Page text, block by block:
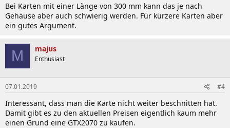
Bei Karten mit einer Länge von 300 mm kann das je nach
Gehäuse aber auch schwierig werden. Für kürzere Karten aber
ein gutes Argument.
M majus
Enthusiast
07.01.2019 #4
Interessant, dass man die Karte nicht weiter beschnitten hat.
Damit gibt es zu den aktuellen Preisen eigentlich kaum mehr
einen Grund eine GTX2070 zu kaufen.